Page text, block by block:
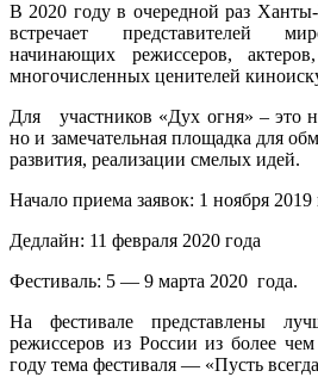
В 2020 году в очередной раз
встречает представителей
начинающих режиссеров,
многочисленных ценителей
Для участников «Дух огня» – это
но и замечательная площадка для
развития, реализации смелых идей.
Начало приема заявок: 1 ноября 2019
Дедлайн: 11 февраля 2020 года
Фестиваль: 5 — 9 марта 2020 года.
На фестивале представлены
режиссеров из России из более
году тема фестиваля — «Пусть